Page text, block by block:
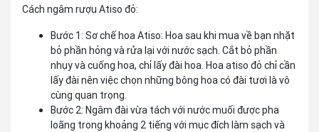
Cách ngâm rượu Atiso đỏ:
Bước 1: Sơ chế hoa Atiso: Hoa sau khi mua về bạn nhặt
bỏ phần hỏng và rửa lại với nước sạch. Cắt bỏ phần
nhụy và cuống hoa, chỉ lấy đài hoa. Hoa atiso đỏ chỉ cần
lấy đài nên việc chọn những bông hoa có đài tươi là vô
cùng quan trọng.
Bước 2: Ngâm đài vừa tách với nước muối được pha
loãng trong khoảng 2 tiếng với mục đích làm sạch và